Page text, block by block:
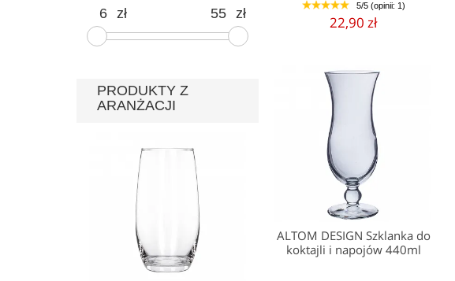
1 2 3 4 5 5/5 (opinii: 1)
22,90 zł
ALTOM DESIGN Szklanka do
koktajli i napojów 440ml
zł zł
PRODUKTY Z
ARANŻACJI